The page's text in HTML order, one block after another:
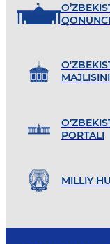
PORTALI
MILLIY